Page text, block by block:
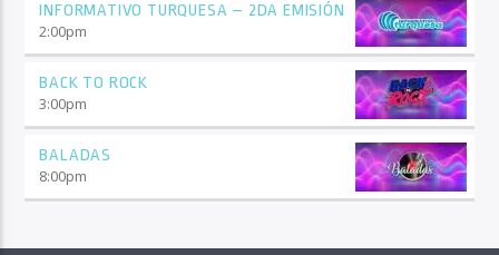
INFORMATIVO TURQUESA – 2DA EMISIÓN
2:00pm
BACK TO ROCK
3:00pm
BALADAS
8:00pm